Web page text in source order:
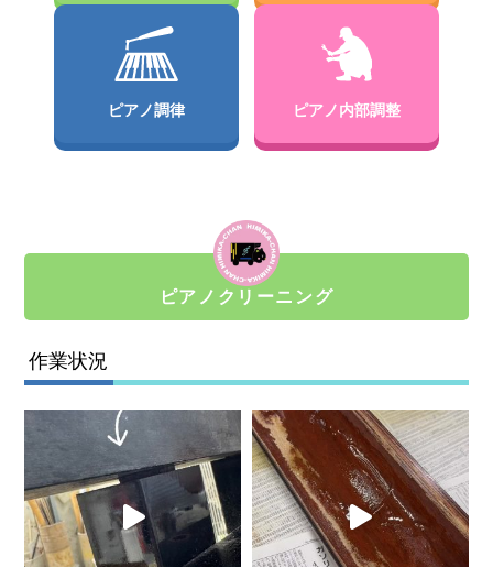
ピアノ調律 ピアノ内部調整
ピアノクリーニング
作業状況